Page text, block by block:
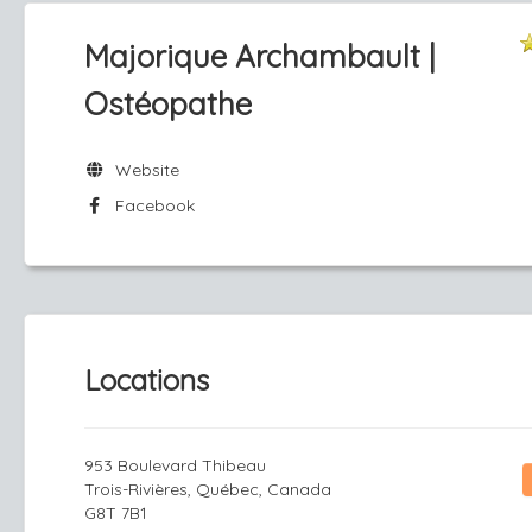
Majorique Archambault |
Ostéopathe
Website
Facebook
Locations
953 Boulevard Thibeau
Trois-Rivières, Québec, Canada
G8T 7B1